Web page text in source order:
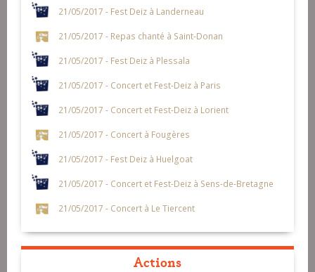
21/05/2017 - Fest Deiz à Landerneau
21/05/2017 - Repas chanté à Saint-Donan
21/05/2017 - Fest Deiz à Plessala
21/05/2017 - Concert et Fest-Deiz à Paris
21/05/2017 - Concert et Fest-Deiz à Lorient
21/05/2017 - Concert à Fougères
21/05/2017 - Fest Deiz à Huelgoat
21/05/2017 - Concert et Fest-Deiz à Sens-de-Bretagne
21/05/2017 - Concert à Le Tiercent
Actions